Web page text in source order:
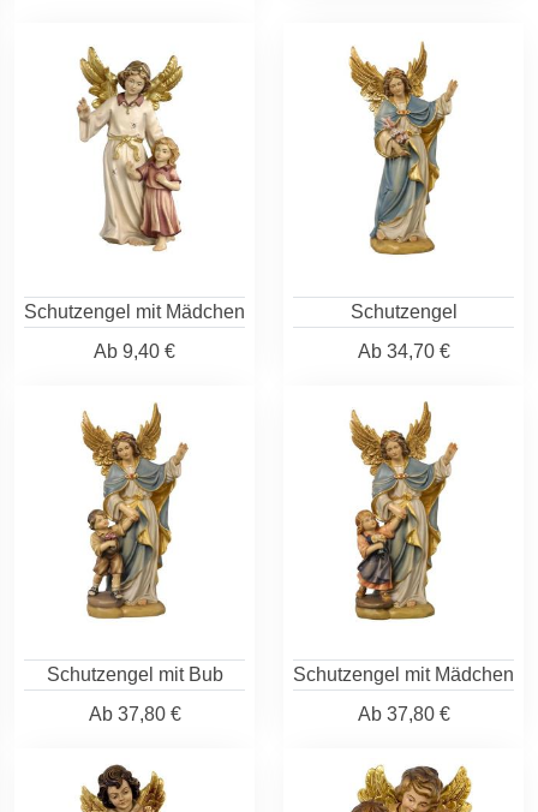
Schutzengel mit Mädchen
Ab 9,40 €
Schutzengel
Ab34,70 €
Schutzengel mit Bub
Ab37,80 €
Schutzengel mit Mädchen
Ab37,80 €